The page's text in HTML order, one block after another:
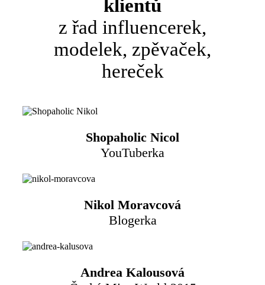
klientů
z řad influencerek,
modelek, zpěvaček,
hereček
Shopaholic Nicol
YouTuberka
Nikol Moravcová
Blogerka
Andrea Kalousová